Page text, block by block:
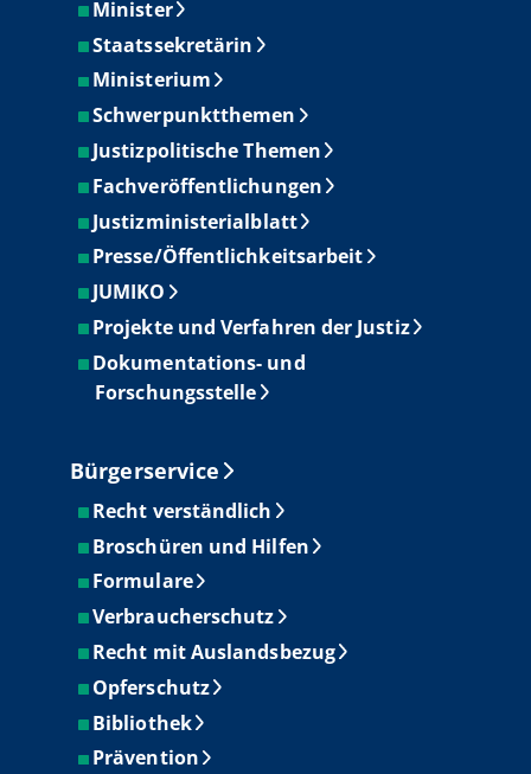
Minister
Staatssekretärin
Ministerium
Schwerpunktthemen
Justizpolitische Themen
Fachveröffentlichungen
Justizministerialblatt
Presse/Öffentlichkeitsarbeit
JUMIKO
Projekte und Verfahren der Justiz
Dokumentations- und
Forschungsstelle
Bürgerservice
Recht verständlich
Broschüren und Hilfen
Formulare
Verbraucherschutz
Recht mit Auslandsbezug
Opferschutz
Bibliothek
Prävention